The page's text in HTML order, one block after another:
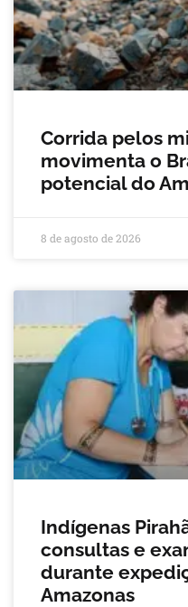
Corrida pelos
movimenta o
potencial do
8 de agosto de 2026
Indígenas
consultas e
durante
Amazonas